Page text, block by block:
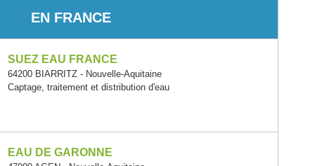
EN FRANCE
SUEZ EAU FRANCE
64200 BIARRITZ - Nouvelle-Aquitaine
Captage, traitement et distribution d'eau
EAU DE GARONNE